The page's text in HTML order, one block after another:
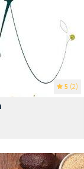
5 (2)